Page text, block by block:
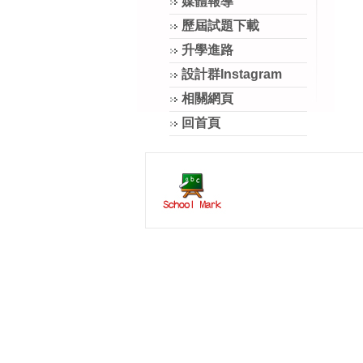
歷屆試題下載
升學進路
設計群Instagram
相關網頁
回首頁